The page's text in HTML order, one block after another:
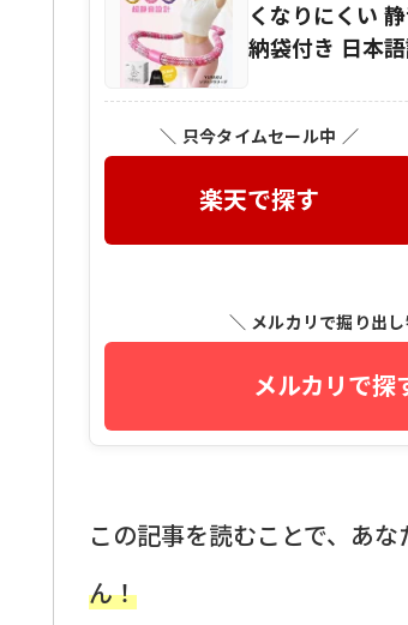
くなりにくい
納袋付き 日本
＼ 只今タイムセール中 ／
楽天で探す
＼ メルカリで掘り出
メルカリで探
この記事を読むことで、あな
ん！